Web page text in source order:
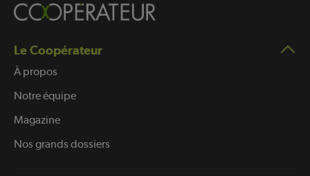
Le Coopérateur
À propos
Notre équipe
Magazine
Nos grands dossiers